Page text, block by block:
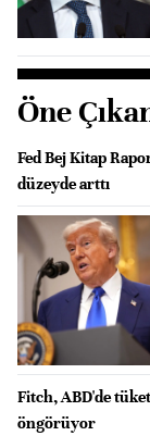
Öne
Fed Bej Kitap
düzeyde arttı
Fitch, ABD'de
öngörüyor